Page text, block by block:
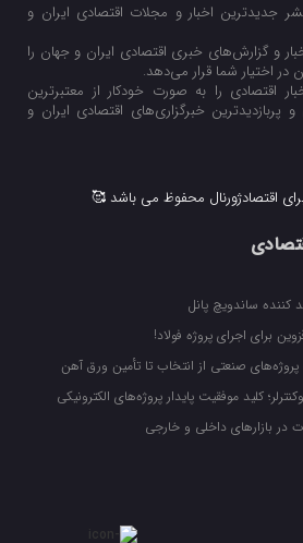
جدیدترین اخبار و مجلات اقتصادی ایران و
و گزارش‌های خبری اقتصادی ایران و جهان را
اختیار شما قرار می‌‌دهد.
اقتصادی را به صورت خودکار از معتبرترین
پربازدیدترین خبرگزاری‌های اقتصادی ایران و
اقتصادژورنال محفوظ می باشد 🥰
ساندویچ پانل
برای اجرای پروژه فولاد!
پروژه‌های صنعتی از انتخاب تا تأمین ورق آهن
کلید موفقیت پایدار پروژه‌های الکترونیکی
بازارهای داخلی و خارجی